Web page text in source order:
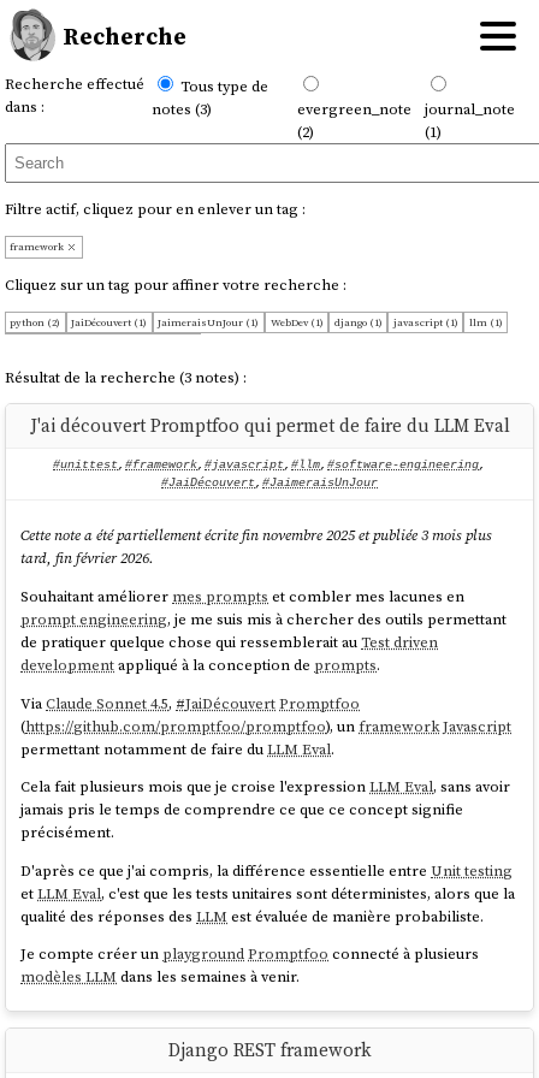
Recherche
Recherche effectué
dans :
Tous type de
notes (3)
evergreen_note
(2)
journal_note
(1)
Filtre actif, cliquez pour en enlever un tag :
framework
Cliquez sur un tag pour affiner votre recherche :
python (2) JaiDécouvert (1) JaimeraisUnJour (1) WebDev (1) django (1) javascript (1)
llm (1)
Résultat de la recherche (3 notes) :
J'ai découvert Promptfoo qui permet de faire du LLM Eval
#unittest, #framework, #javascript, #llm, #software-engineering,
#JaiDécouvert, #JaimeraisUnJour
Cette note a été partiellement écrite fin novembre 2025 et publiée 3 mois plus
tard, fin février 2026.
Souhaitant améliorer mes prompts et combler mes lacunes en
prompt engineering, je me suis mis à chercher des outils permettant
de pratiquer quelque chose qui ressemblerait auTest driven
developmentappliqué à la conception de prompts.
ViaClaude Sonnet 4.5, #JaiDécouvert Promptfoo
(https://github.com/promptfoo/promptfoo), unframeworkJavascript
permettant notamment de faire duLLM Eval.
Cela fait plusieurs mois que je croise l'expressionLLM Eval, sans avoir
jamais pris le temps de comprendre ce que ce concept signifie
précisément.
D'après ce que j'ai compris, la différence essentielle entreUnit testing
etLLM Eval, c'est que les tests unitaires sont déterministes, alors que la
qualité des réponses desLLM est évaluée de manière probabiliste.
Je compte créer un playground Promptfooconnecté à plusieurs
modèles LLMdans les semaines à venir.
Django REST framework